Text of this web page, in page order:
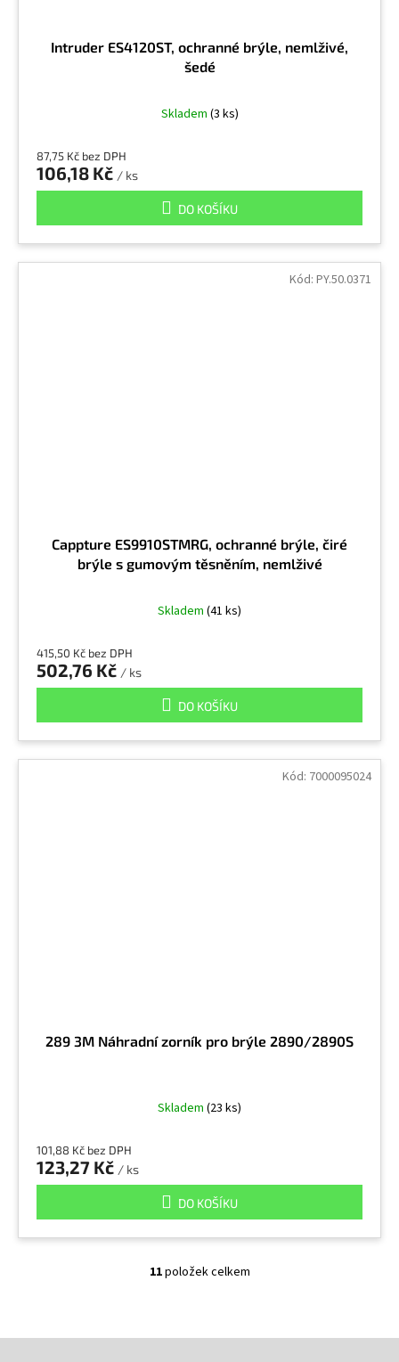
Intruder ES4120ST, ochranné brýle, nemlživé,
šedé
Skladem (3 ks)
87,75 Kč bez DPH
106,18 Kč / ks
DO KOŠÍKU
Cappture ES9910STMRG, ochranné brýle, čiré
brýle s gumovým těsněním, nemlživé
Skladem (41 ks)
415,50 Kč bez DPH
502,76 Kč / ks
DO KOŠÍKU
Kód: PY.50.0371
289 3M Náhradní zorník pro brýle 2890/2890S
Skladem (23 ks)
101,88 Kč bez DPH
123,27 Kč / ks
DO KOŠÍKU
Kód: 7000095024
O
11položek celkem